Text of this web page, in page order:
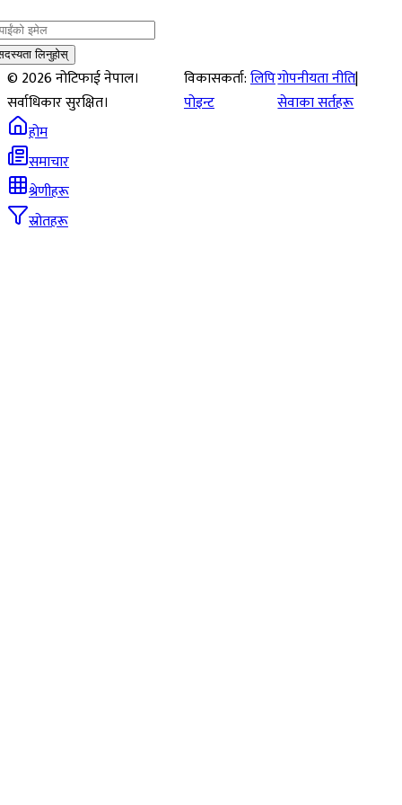
लिनुहोस्
©2026नोटिफाई नेपाल।
सर्वाधिकार सुरक्षित।
विकासकर्ता:लिपि
पोइन्ट
गोपनीयता नीति|
सेवाका सर्तहरू
होम
समाचार
श्रेणीहरू
स्रोतहरू